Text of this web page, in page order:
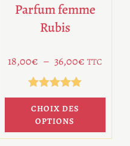
Parfum femme
Rubis
18,00€ – 36,00€ TTC
Note5.00
sur 5
CHOIX DES
OPTIONS